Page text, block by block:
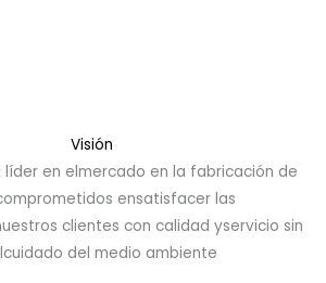
Visión
líder en elmercado en la fabricación de
ensatisfacer las
clientes con calidad yservicio sin
del medio ambiente